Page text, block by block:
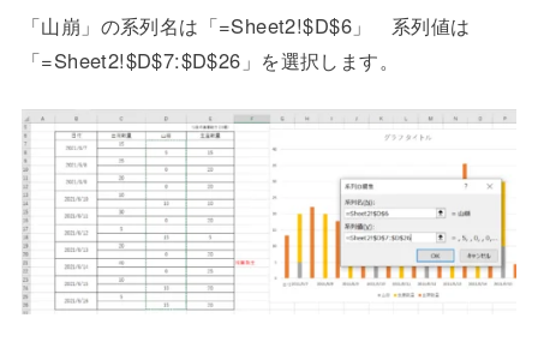
「山崩」の系列名は「=Sheet2!$D$6」 系列値は
「=Sheet2!$D$7:$D$26」を選択します。